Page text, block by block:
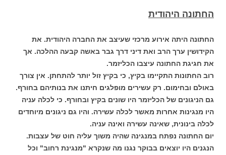
החתונה היהודית
החתונה היתה אירוע מרכזי שעיצב את החברה היהודית. את
הקידושין ערך הרב ואת דיני דרך גבר באשה קבעה ההלכה. אך
את חגיגת החתונה עיצבו הכליזמר.
רוב החתונות התקיימו בקיץ, כי בקיץ זול יותר להתחתן. אין צורך
באולם ובחימום. רק עשירים מופלגים חיתנו את בנותיהם בחורף.
גם הניגונים של הכליזמר היו שונים בקיץ ובחורף. כי לכלה עניה
היו מנגינות אחרות מאשר לכלה עשירה. והיו גם ניגונים מיוחדים
לכלה בינונית, שאינה עשירה ואינה עניה.
יום החתונה נפתח במנגינה שהיה משוך עליה חוט של עצבות.
הנגנים היו יוצאים בבוקר נגנו מה שנקרא "מנגינת רחוב" וכל